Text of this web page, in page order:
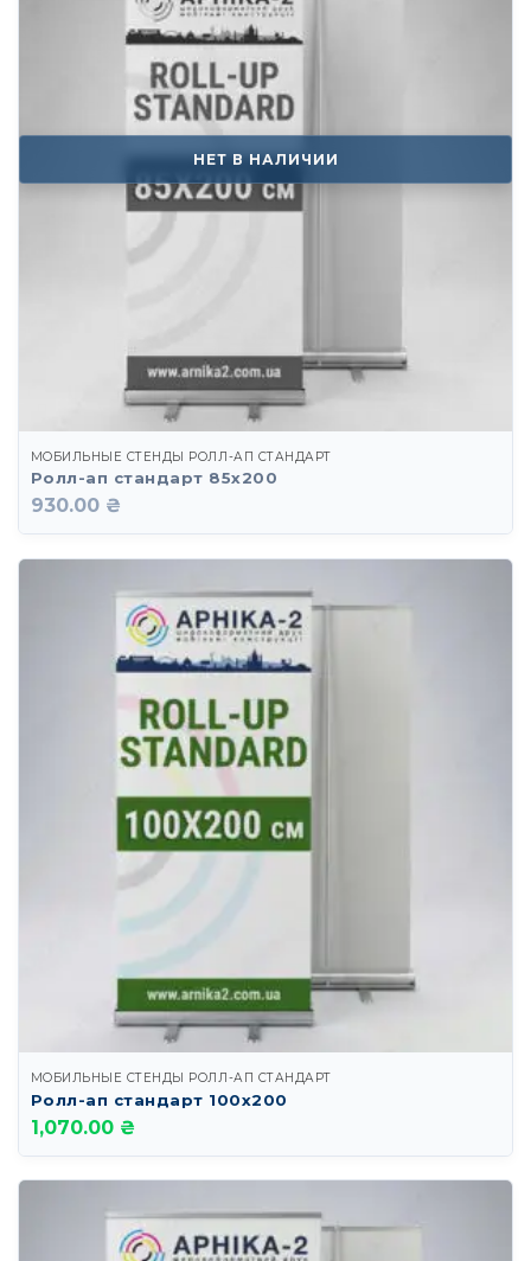
НЕТ В НАЛИЧИИ
МОБИЛЬНЫЕ СТЕНДЫ РОЛЛ-АП СТАНДАРТ
Ролл-ап стандарт 85х200
930.00 ₴
МОБИЛЬНЫЕ СТЕНДЫ РОЛЛ-АП СТАНДАРТ
Ролл-ап стандарт 100х200
1,070.00 ₴